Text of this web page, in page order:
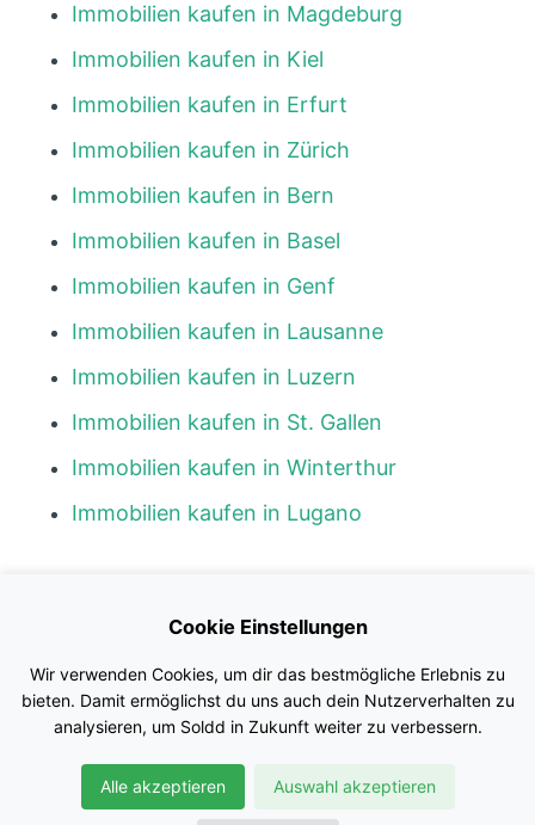
Immobilien kaufen in Magdeburg
Immobilien kaufen in Kiel
Immobilien kaufen in Erfurt
Immobilien kaufen in Zürich
Immobilien kaufen in Bern
Immobilien kaufen in Basel
Immobilien kaufen in Genf
Immobilien kaufen in Lausanne
Immobilien kaufen in Luzern
Immobilien kaufen in St. Gallen
Immobilien kaufen in Winterthur
Immobilien kaufen in Lugano
Impressum
Nutzungsbedingungen
Datenschutz
Cookie Einstellungen
Wir verwenden Cookies, um dir das bestmögliche Erlebnis zu
bieten. Damit ermöglichst du uns auch dein Nutzerverhalten zu
analysieren, um Soldd in Zukunft weiter zu verbessern.
Alle akzeptieren Auswahl akzeptieren